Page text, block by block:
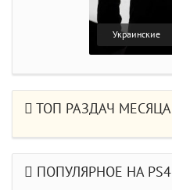
Украинские
ТОП РАЗДАЧ МЕСЯЦА
ПОПУЛЯРНОЕ НА PS4